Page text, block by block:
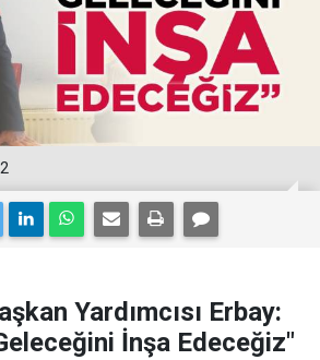
Yardımcısı Erbay:
İnşa Edeceğiz"